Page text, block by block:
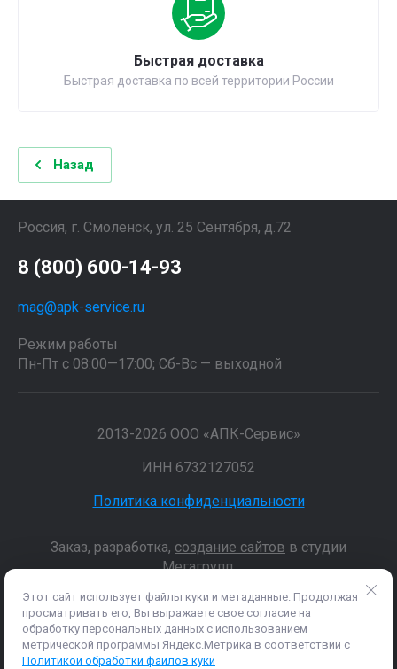
Быстрая доставка
Быстрая доставка по всей территории России
Назад
Россия, г. Смоленск, ул. 25 Сентября, д.72
8 (800) 600-14-93
mag@apk-service.ru
Режим работы
Пн-Пт с 08:00—17:00; Сб-Вс — выходной
2013-2026 ООО «АПК-Сервис»
ИНН 6732127052
Политика конфиденциальности
Заказ, разработка, создание сайтов в студии
Мегагрупп.
Данные о товарах и услугах, включая цены и технические
характеристики, представленные на сайте, не являются
публичной офертой, определяемой положениями Статьи 437 (2)
Этот сайт использует файлы куки и метаданные. Продолжая
просматривать его, Вы выражаете свое согласие на
обработку персональных данных с использованием
метрической программы Яндекс.Метрика в соответствии с
Политикой обработки файлов куки